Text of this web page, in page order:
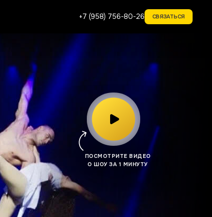
+7 (958) 756-80-26 СВЯЗАТЬСЯ
ПОСМОТРИТЕ ВИДЕО
О ШОУ ЗА 1 МИНУТУ